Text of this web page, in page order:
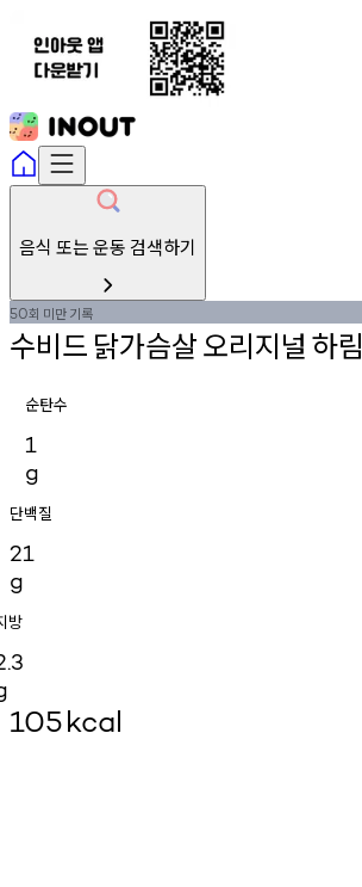
음식 또는 운동 검색하기
50회 미만기록
수비드 닭가슴살오리지널 하림
순탄수
1
g
단백질
21
g
방
105kcal